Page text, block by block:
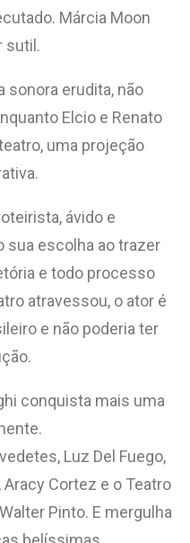
Márcia Moon
sutil.
sonora erudita, não
Elcio e Renato
uma projeção
ávido e
sua escolha ao trazer
e todo processo
atravessou, o ator é
e não poderia ter
conquista mais uma
Luz Del Fuego,
Aracy Cortez e o Teatro
Pinto. E mergulha